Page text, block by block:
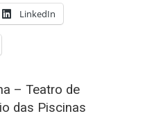
LinkedIn
– Teatro de
das Piscinas